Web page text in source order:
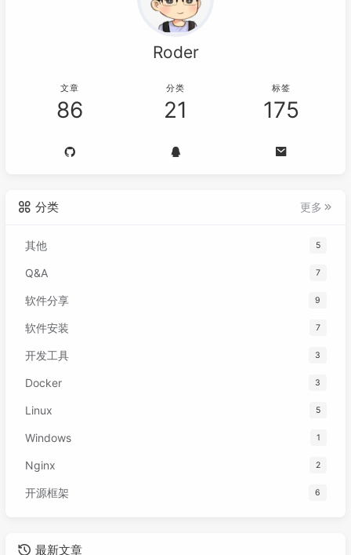
Roder
文章
86
分类
21
标签
175
分类 更多
其他 5
Q&A 7
软件分享 9
软件安装 7
开发工具 3
Docker 3
Linux 5
Windows 1
Nginx 2
开源框架 6
最新文章